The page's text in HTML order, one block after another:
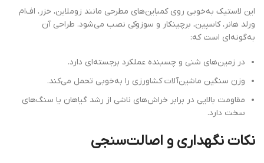
این لاستیک به‌خوبی روی کمباین‌های مطرحی مانند زوملاین، خزر، اف‌ام
ورلد هانر، کاسپین، برچینکار و سوزوکی نصب می‌شود. طراحی آن
به‌گونه‌ای است که:
در زمین‌های شنی و چسبنده عملکرد برجسته‌ای دارد.
وزن سنگین ماشین‌آلات کشاورزی را به‌خوبی تحمل می‌کند.
مقاومت بالایی در برابر خراش‌های ناشی از رشد گیاهان یا سنگ‌های
سخت دارد.
نکات نگهداری و اصالت‌سنجی